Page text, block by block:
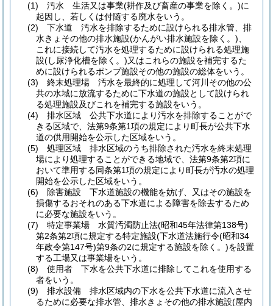
(1)
汚水 生活又は事業(耕作及び畜産の事業を除く。)に
起因し、若しくは付随する廃水をいう。
(2)
下水道 汚水を排除するために設けられる排水管、排
水きょその他の排水施設(かんがい排水施設を除く。)
これに接続して汚水を処理するために設けられる処理施
設(し尿浄化槽を除く。)又はこれらの施設を補完するた
めに設けられるポンプ施設その他の施設の総体をいう。
(3)
終末処理場 汚水を最終的に処理して河川その他の公
共の水域に放流するために下水道の施設として設けられ
る処理施設及びこれを補完する施設をいう。
(4)
排水区域 公共下水道により汚水を排除することがで
きる区域で、法第9条第1項の規定により町長が公共下水
道の供用開始を公示した区域をいう。
(5)
処理区域 排水区域のうち排除された汚水を終末処理
場により処理することができる地域で、法第9条第2項に
おいて準用する同条第1項の規定により町長が汚水の処理
開始を公示した区域をいう。
(6)
除害施設 下水道施設の機能を妨げ、又はその施設を
損傷するおそれのある下水道による障害を除去するため
に必要な施設をいう。
(7)
特定事業場 水質汚濁防止法(昭和45年法律第138号)
第2条第2項に規定する特定施設(下水道法施行令(昭和34
年政令第147号)第9条の2に規定する施設を除く。)を設置
する工場又は事業場をいう。
(8)
使用者 下水を公共下水道に排除してこれを使用する
者をいう。
(9)
排水設備 排水区域内の下水を公共下水道に流入させ
るために必要な排水管、排水きょその他の排水施設(屋内